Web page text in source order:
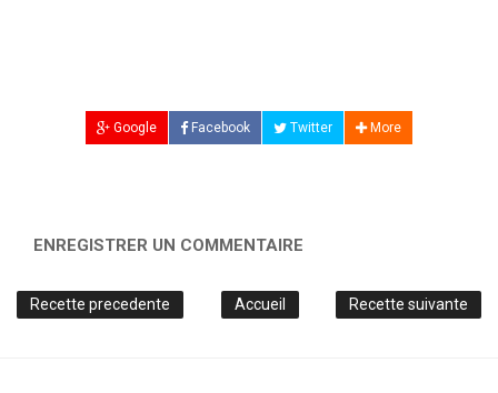
Google Facebook Twitter More
ENREGISTRER UN COMMENTAIRE
Recette precedente Recette suivante
Accueil